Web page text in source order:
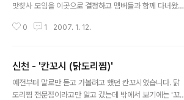
맛찾사 모임을 이곳으로 결정하고 멤버들과 함께 다녀왔습
데, 예전에 스튜디오에서 사진 찍을때 몇번 갔던 골목이더
600번지 ISA빌딩 (압구정 CGV 바로 옆골목, 지하철 3번
출구 도보로 5분내외) 전화번호 : 02-3447-0001, 000
2 홈페이지 : http://www.bongjooroo.co.kr 특이사항
0 1 2007. 1. 12.
신천 - '칸꼬시 (닭도리찜)'
예전부터 말로만 듣고 가볼려고 했던 칸꼬시였습니다. 닭
도리찜 전문점이라고만 알고 갔는데 밖에서 보기에는 '꼬